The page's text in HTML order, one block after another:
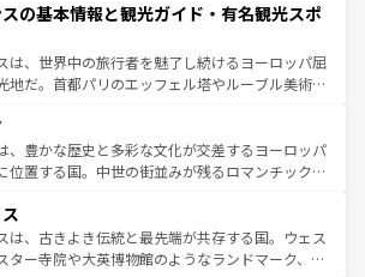
れるイタリアで、忘れられない旅をしてみよう！
着のイタリア情報は
付くこの国では、情熱的なフラメンコ、熱気あふ
、そして美味しいタパスが生活の一部となってい
マドリードの洗練された雰囲気や、バルセロナの
溢れた街角から、地方では古代ローマ遺跡や中世
方によって風土や気候が異なるスペインはその個
性で訪れる人を魅了する。 なお、新着のスペイン情報は コ
一覧を参照してほしい。
の基本情報と観光ガイド・有名観光スポ
は、世界中の旅行者を魅了し続けるヨーロッパ屈
地だ。首都パリのエッフェル塔やルーブル美術館
い魅力が詰まっている。華麗な宮殿、歴史的な大
しいビーチ、そして豊かな自然が、訪れる者を心
する。また、フランスは美食の国としても知ら
ャンパンの発祥地であるランス、プロヴァンスの
ラベンダー畑など、多彩な楽しみ方が可能だ。さ
リ以外の地域にも魅力が溢れており、どの街角に
、豊かな歴史と多彩な文化が交差するヨーロッパ
位置する国。中世の街並みが残るロマンチック街
この国は、どこを歩いても飽きることがない。ベ
文化的活気、バイエルン州のアルプスの絶景、そ
ン川沿いのワイン畑といった風景は必見。ビール
は、古きよき伝統と最先端が共存する国。ウェス
ター寺院や大英博物館のようなランドマーク、歴